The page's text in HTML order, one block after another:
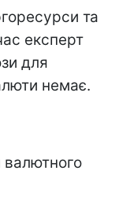
та
експерт
для
немає.
валютного